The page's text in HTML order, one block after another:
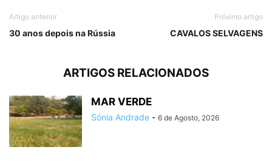
Artigo anterior
30 anos depois na Rússia
Próximo artigo
CAVALOS SELVAGENS
ARTIGOS RELACIONADOS
MAR VERDE
Sónia Andrade - 6 de Agosto, 2026